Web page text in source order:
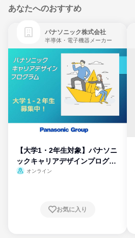
あなたへのおすすめ
パナソニック株式会社
半導体・電子機器メーカー
【大学1・2年生対象】パナソニ
ックキャリアデザインプログラ
ム
オンライン
お気に入り